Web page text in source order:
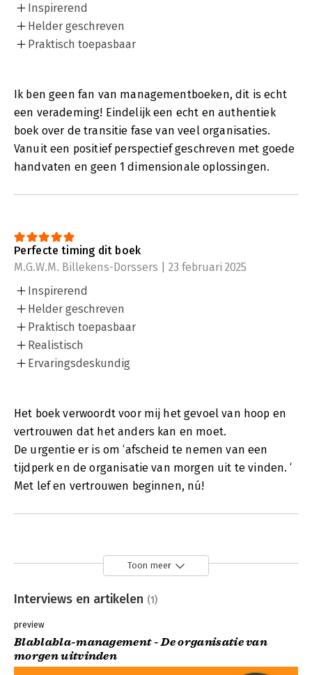
Inspirerend
Helder geschreven
Praktisch toepasbaar
Ik ben geen fan van managementboeken, dit is echt
een verademing! Eindelijk een echt en authentiek
boek over de transitie fase van veel organisaties.
Vanuit een positief perspectief geschreven met goede
handvaten en geen 1 dimensionale oplossingen.
Perfecte timing dit boek
M.G.W.M. Billekens-Dorssers | 23 februari 2025
Inspirerend
Helder geschreven
Praktisch toepasbaar
Realistisch
Ervaringsdeskundig
Het boek verwoordt voor mij het gevoel van hoop en
vertrouwen dat het anders kan en moet.
De urgentie er is om ‘afscheid te nemen van een
tijdperk en de organisatie van morgen uit te vinden. ‘
Met lef en vertrouwen beginnen, nú!
Toon meer
Interviews en artikelen (1)
preview
Blablabla-management - De organisatie van
morgen uitvinden